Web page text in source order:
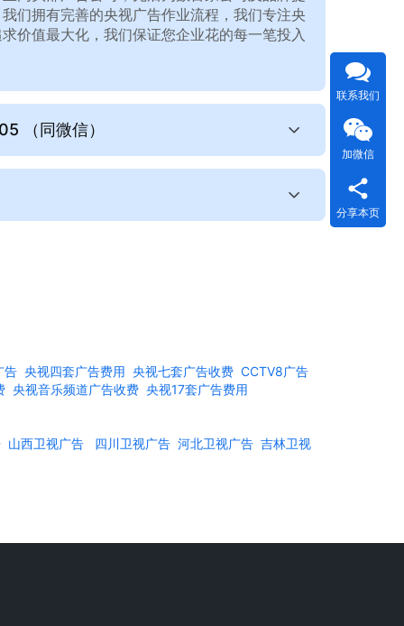
们拥有完善的央视广告作业流程，我们专注央
价值最大化，我们保证您企业花的每一笔投入
（同微信）
告 央视四套广告费用 央视七套广告收费 CCTV8广告
央视音乐频道广告收费 央视17套广告费用
山西卫视广告 四川卫视广告 河北卫视广告 吉林卫视
联系我们
加微信
分享本页